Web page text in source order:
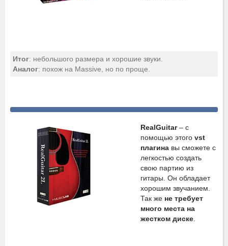
Итог: небольшого размера и хорошие звуки.
Аналог: похож на Massive, но по проще.
RealGuitar– с
помощью этого vst
плагина вы сможете с
легкостью создать
свою партию из
гитары. Он обладает
хорошим звучанием.
Так же не требует
много места на
жестком диске